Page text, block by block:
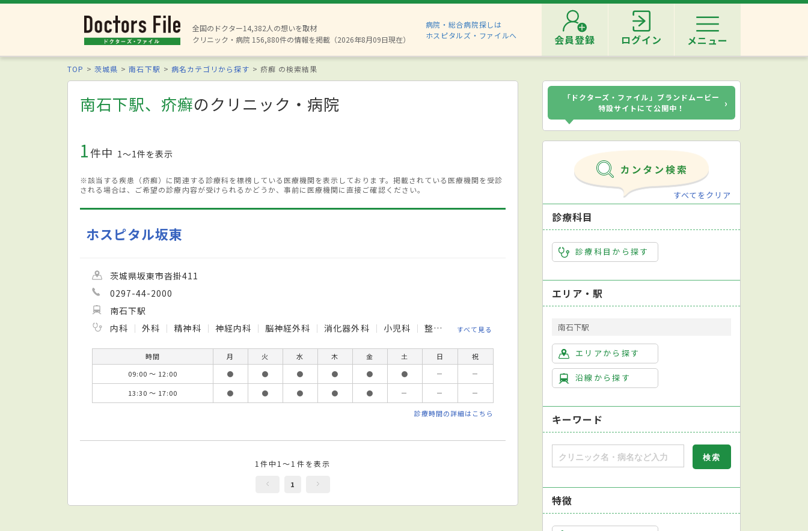
全国のドクター14,382人の想いを取材
クリニック・病院 156,880件の情報を掲載（2026年8月09日現在）
病院・総合病院探しは
ホスピタルズ・ファイルへ
会員登録 ログイン メニュー
TOP 茨城県 南石下駅 病名カテゴリから探す 疥癬 の検索結果
南石下駅、疥癬のクリニック・病院
1件中 1〜1件を表示
※該当する疾患（疥癬）に関連する診療科を標榜している医療機関を表示しております。掲載されている医療機関を受診
される場合は、ご希望の診療内容が受けられるかどうか、事前に医療機関に直接ご確認ください。
ホスピタル坂東
茨城県坂東市沓掛411
0297-44-2000
南石下駅
内科
外科 精神科 神経内科 脳神経外科 消化器外科 小児科 整形外科 形成外科 美容外科 皮膚科
すべて見る
時間 月 火 水 木 金 土 日
祝
09:00 ～ 12:00
● ● ● ● ● ● －
－
13:30 ～ 17:00
● ● ● ● ● － － －
診療時間の詳細はこちら
1件中1～1件を表示
1
「ドクターズ・ファイル」ブランドムービー
特設サイトにて公開中！
›
すべてをクリア
診療科目
診療科目から探す
エリア・駅
南石下駅
エリアから探す
沿線から探す
キーワード
特徴